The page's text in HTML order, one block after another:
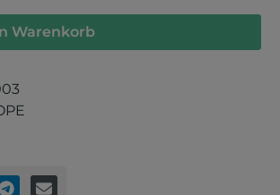
Warenkorb